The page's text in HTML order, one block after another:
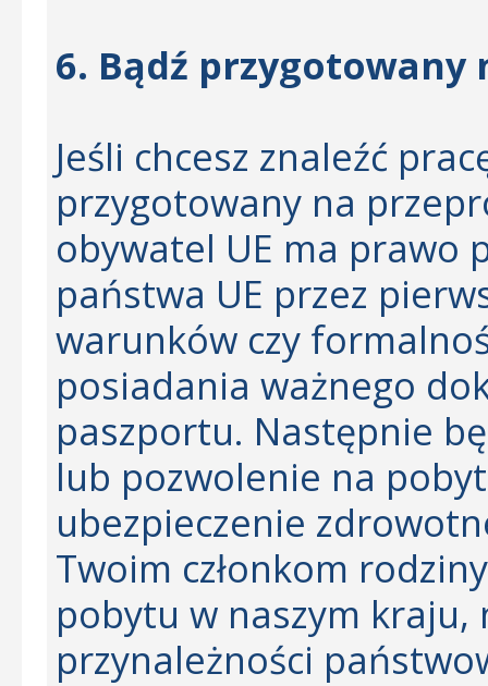
6. Bądź przygotowany
Jeśli chcesz znaleźć
przygotowany na
obywatel UE ma
państwa UE przez
warunków czy
posiadania ważnego
paszportu. Następnie
lub pozwolenie na
ubezpieczenie
Twoim członkom
pobytu w naszym kraju,
przynależności